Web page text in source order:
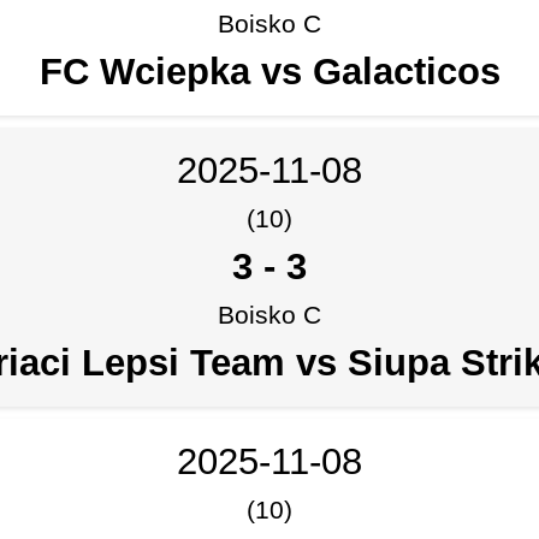
Boisko C
FC Wciepka vs Galacticos
2025-11-08
(10)
3 - 3
Boisko C
Lepsi Team vs Siupa
2025-11-08
(10)